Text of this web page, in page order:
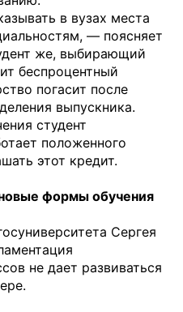
в вузах места
— поясняет
же, выбирающий
беспроцентный
погасит после
выпускника.
студент
положенного
этот кредит.
формы обучения
Сергея
не дает развиваться